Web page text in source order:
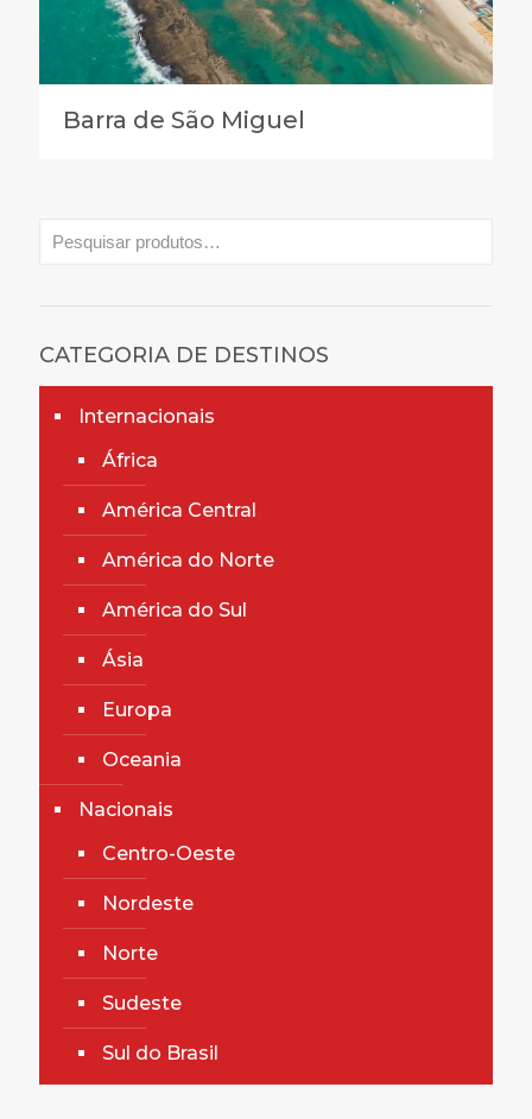
Barra de São Miguel
CATEGORIA DE DESTINOS
Internacionais
África
América Central
América do Norte
América do Sul
Ásia
Europa
Oceania
Nacionais
Centro-Oeste
Nordeste
Norte
Sudeste
Sul do Brasil